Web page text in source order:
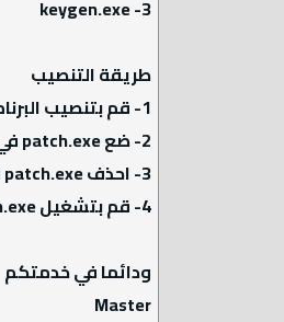
3- keygen.exe
طريقة التنصيب
1- قم بتنصيب البرنامج باستخدام total video converter 2.4.exe
2- ضع patch.exe في المكان الذى تم تنصيب البرنامج فية ثم قم بتفعيلة double click
3- احذف patch.exe لانة لم يعد لنا بة حاجة
4- قم بتشغيل keygen.exe للحصول على رقم سيريال صحيح لتشغيل البرنامج
ودائما في خدمتكم
Master